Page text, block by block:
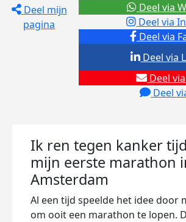
Deel mijn
pagina
Deel via
Deel via
Deel
Deel
Deel via
Deel via
Ik ren tegen kanker
mijn eerste marathon
Amsterdam
Al een tijd speelde het idee door
om ooit een marathon te lopen.